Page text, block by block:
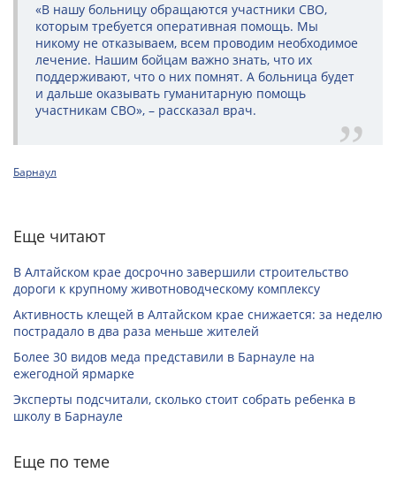
«В нашу больницу обращаются участники СВО,
которым требуется оперативная помощь. Мы
никому не отказываем, всем проводим необходимое
лечение. Нашим бойцам важно знать, что их
поддерживают, что о них помнят. А больница будет
и дальше оказывать гуманитарную помощь
участникам СВО», – рассказал врач.
Барнаул
Еще читают
В Алтайском крае досрочно завершили строительство
дороги к крупному животноводческому комплексу
Активность клещей в Алтайском крае снижается: за неделю
пострадало в два раза меньше жителей
Более 30 видов меда представили в Барнауле на
ежегодной ярмарке
Эксперты подсчитали, сколько стоит собрать ребенка в
школу в Барнауле
Еще по теме